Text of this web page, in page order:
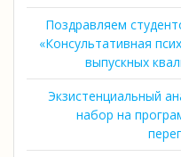
Поздравляем
«Консультативная
выпускных
Экзистенциальный
набор на